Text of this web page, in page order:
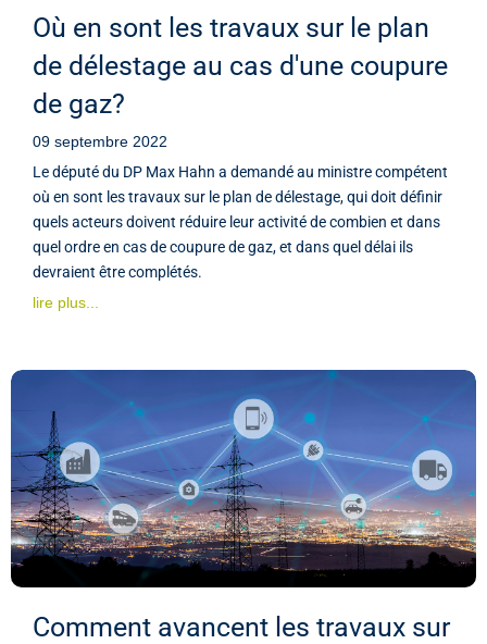
Où en sont les travaux sur le plan
de délestage au cas d'une coupure
de gaz?
09 septembre 2022
Le député du DP Max Hahn a demandé au ministre compétent
où en sont les travaux sur le plan de délestage, qui doit définir
quels acteurs doivent réduire leur activité de combien et dans
quel ordre en cas de coupure de gaz, et dans quel délai ils
devraient être complétés.
lire plus...
Comment avancent les travaux sur